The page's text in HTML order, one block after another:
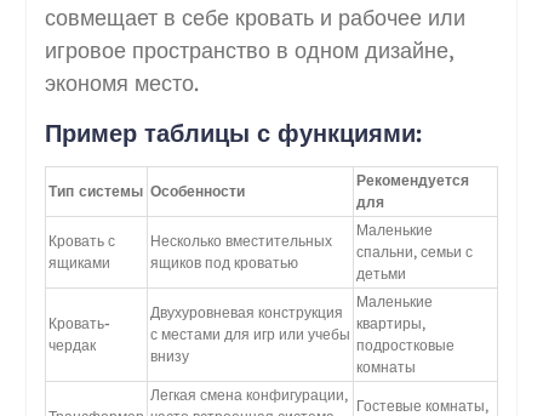
совмещает в себе кровать и рабочее или
игровое пространство в одном дизайне,
экономя место.
Пример таблицы с функциями:
Тип системы Особенности
Рекомендуется
для
Кровать с
ящиками
Несколько вместительных
ящиков под кроватью
Маленькие
спальни, семьи с
детьми
Кровать-
чердак
Двухуровневая конструкция
с местами для игр или учебы
внизу
Маленькие
квартиры,
подростковые
комнаты
Легкая смена конфигурации,
Гостевые комнаты,